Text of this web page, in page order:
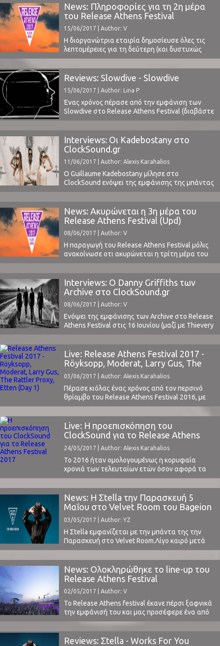
φετινού Release Athens Festival 2017 άφησε
εξαιρετικά καλές εντυπώσεις (η κριτική
μας: Day 1). To ClockSound, όπως και πέρυσι,
κάλυψε επίσημα το ...
News: Πληροφορίες για τη 2η μέρα
του Release Athens Festival
15/06/2017 | Author: V
Η διοργανώτρια εταιρία δημοσίευσε όλες τις
λεπτομέρειες για τη δεύτερη (και δυστυχώς
τελευταία) μέρα του Release Athens Festival.
Στην Πλατεία Νερού λοιπόν αύριο 16 Ιουνίου, θα
έχει κανείς την ευκαιρία να απολαύσει τους
Omega Ray και Chinese Basement.Παρακάτω
διαβάστε την επίσημη ανακοίνωση, η οποία
περιέχει, μεταξύ ...
Reviews: Slowdive - Slowdive
15/06/2017 | Author: Lina P
Ένας χρόνος πέρασε από την εμφάνιση των
Slowdive στο Release Athens Festival (διαβάστε
εδώ τις εντυπώσεις μας), όπου οι παλιοί φαν
της μπάντας (40-αρηδες και βάλε πια) είχαν τη
χαρά να θυμηθούν το "Souvlaki" (1993) και το
"Pygmalion" (1995), ενώ οι μικρότεροι ήρθαν
ίσως και για πρώτη φορά σε επαφή ...
Interviews: Οι Kadebostany στο
ClockSound.gr
11/06/2017 | Author: Alexis Karahalios
Ο Guillaume Kadebostany μίλησε στο
ClockSound ενόψει της εμφάνισης της μπάντας
στο Release Athens Festival την ερχόμενη
Παρασκευή, 16 Ιουνίου, και δεύτερη ημέρα του
φετινού φεστιβάλ.Η πρώτη ημέρα (διαβάστε
εδώ) ήταν κάτι παραπάνω από μοναδική με
τους Etten, The Rattler Proxy, Larry Gus, Moderat
και Röyksopp να ανοίγουν με τον ...
News: Ακυρώνεται η 3η μέρα του
Release Athens Festival (Upd)
08/06/2017 | Author: V
Η παραγωγή του Release Athens Festival μόλις
ανακοίνωσε οτι ακυρώνεται η τρίτη μέρα του
φεστιβάλ. Ο Jay Kay, τραγουδιστής των
headliner Jamiroquai, έκανε εχθές επέμβαση στη
μέση του και, κατά συνέπεια, αναβάλλονται
όλες οι συναυλίες της μπάντας.Οι διοργανωτές
αποφάσισαν τελικώς την ακύρωση ολόκληρης
της μέρας, η οποία επίσης περιελάμβανε τους ...
Interviews: Ο Danny Griffiths των
Archive στο ClockSound.gr
08/06/2017 | Author: V
Ενόψει της εμφάνισης των Archive στο Release
Athens Festival στις 16 Ιουνίου (μαζί με Thievery
Corporation, Kadebostany, Omega Ray, Chinese
Basement), το ClockSound μίλησε με τον Danny
Griffiths, έναν εκ των δύο βασικών μελών της
μπάντας.Ο Danny βρίσκονταν στο Brighton,
στις τελευταίες μέρες χαλάρωσης πριν την
επερχόμενη καλοκαιρινή περιοδεία της ...
Live: Release Athens Festival 2017 -
Röyksopp, Moderat, Larry Gus, The
Rattler Proxy, Etten (Day 1)
03/06/2017 | Author: Alexis Karahalios
Πέρασε κιόλας ένας χρόνος από τον περσινό
θρίαμβο του Release Athens Festival 2016, με
βραδιές που θα θυμόμαστε για χρόνια (οι
κριτικές μας: Day 1, Day 2, Day 3, Day 4). Όπως
και πέρυσι, έτσι και φέτος, το ClockSound
καλύπτει επίσημα το φεστιβάλ, ως χορηγός
επικοινωνίας.Την Παρασκευή το βράδυ ήταν ...
Live: Η προεπισκόπηση του
ClockSound για το Release Athens
Festival 2017
24/05/2017 | Author: Alexis Karahalios
Το 2016 ήταν ομολογουμένως η κορυφαία
χρονιά των τελευταίων ετών όσον αφορά τα
συναυλιακά δρώμενα στην Ελλάδα. Το
φεστιβάλ που άνοιξε πέρσι τον ξέφρενο χορό
των μεγάλων ονομάτων και των δυνατών live
ήταν το Release Athens Festival 2016, το οποίο
με το "καλημέρα" μαγνήτισε τα βλέμματα των
φαν της εναλλακτικής ...
News: Η Σtella την Παρασκευή 5
Μαΐου στο Velvet Room του Bageion
Hotel
03/05/2017 | Author: YZ
Η Σtella εμφανίζεται με την μπάντα της την
Παρασκευή στο Velvet Room.Λίγο καιρό μετά
την εμφάνιση - ορόσημο - στο περίφημο SXSW
Festival στο Austin του Texas, και παράλληλα με
την ανακοίνωσή της στο φετινό line-up του
Release Athens Festival η Σtella θα μοιραστεί με
News: Ολοκληρώθηκε το line-up του
Release Athens Festival
02/05/2017 | Author: V
Το Release Athens festival έκανε πέρσι ξαφνικά
την εμφάνισή του και μας προσέφερε ένα από
τα καλύτερα line-up που έχουμε δει στην
Ελλάδα τα τελευταία χρόνια!Sigur Ros, Black
Angels, PJ Harvey, Slowdive, Parov Stelar, Beirut
Reviews: Σtella - Works For You